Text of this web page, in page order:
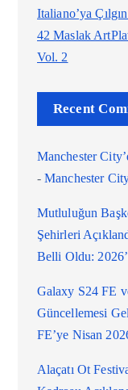
Italiano’ya
42 Maslak
Vol. 2
Recent
Manchester
- Manchester
Mutluluğun
Şehirleri
Belli Oldu:
Galaxy S24 FE
Güncellemesi
FE’ye Nisan
Alaçatı Ot